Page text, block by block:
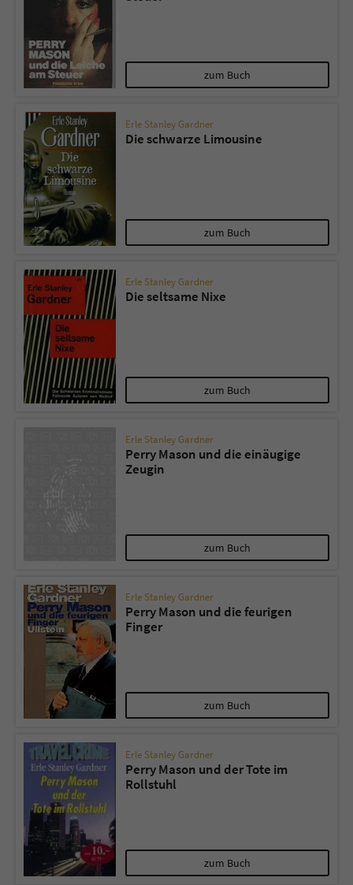
zum Buch
Erle Stanley Gardner
Die schwarze Limousine
zum Buch
Erle Stanley Gardner
Die seltsame Nixe
zum Buch
Erle Stanley Gardner
Perry Mason und die einäugige
Zeugin
zum Buch
Erle Stanley Gardner
Perry Mason und die feurigen
Finger
zum Buch
Erle Stanley Gardner
Perry Mason und der Tote im
Rollstuhl
zum Buch